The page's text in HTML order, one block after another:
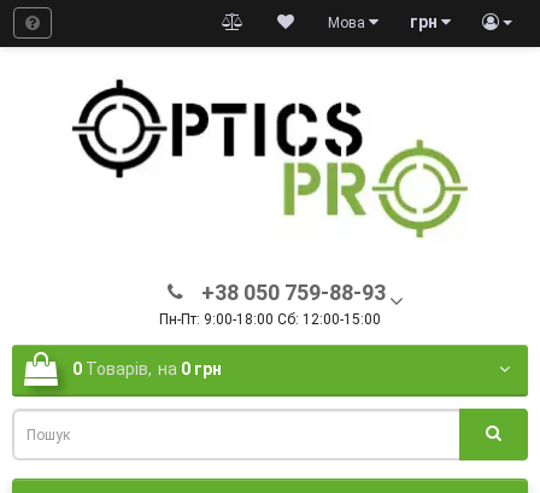
грн
Мова
+38 050 759-88-93
Пн-Пт: 9:00-18:00 Сб: 12:00-15:00
0 Товарів, на 0 грн